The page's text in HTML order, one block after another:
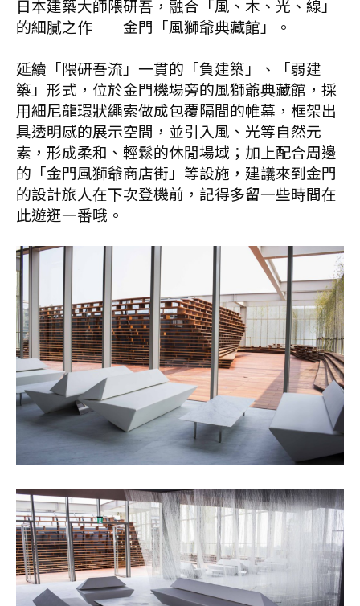
日本建築大師隈研吾，融合「風、木、光、線」
的細膩之作──金門「風獅爺典藏館」。
延續「隈研吾流」一貫的「負建築」、「弱建
築」形式，位於金門機場旁的風獅爺典藏館，採
用細尼龍環狀繩索做成包覆隔間的帷幕，框架出
具透明感的展示空間，並引入風、光等自然元
素，形成柔和、輕鬆的休閒場域；加上配合周邊
的「金門風獅爺商店街」等設施，建議來到金門
的設計旅人在下次登機前，記得多留一些時間在
此遊逛一番哦。